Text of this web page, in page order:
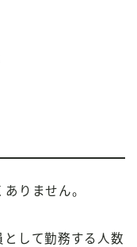
りません。
して勤務する人数